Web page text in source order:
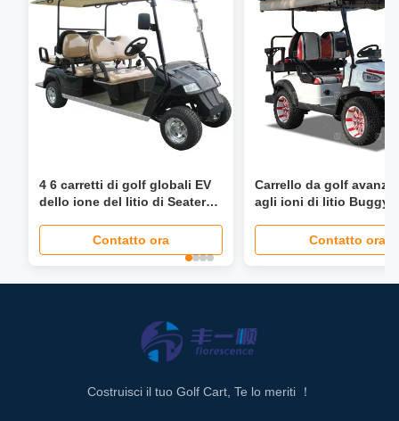
4 6 carretti di golf globali EV
dello ione del litio di Seater
pieghevole del faro LED di
Seat del servosterzo da 40
Contatto ora
Carrello da golf
agli ioni di litio Buggy
Contatto ora
Costruisci il tuo Golf Cart, Te lo meriti ！